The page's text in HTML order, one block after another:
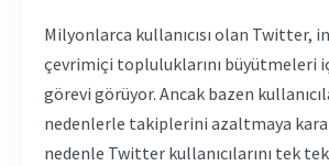
Milyonlarca kullanıcısı olan Twitter,
çevrimiçi topluluklarını büyütmeleri
görevi görüyor. Ancak bazen
nedenlerle takiplerini azaltmaya
nedenle Twitter kullanıcılarını tek